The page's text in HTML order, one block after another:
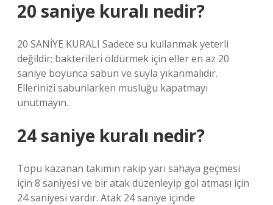
20 saniye kuralı nedir?
20 SANİYE KURALI Sadece su kullanmak yeterli
değildir; bakterileri öldürmek için eller en az 20
saniye boyunca sabun ve suyla yıkanmalıdır.
Ellerinizi sabunlarken musluğu kapatmayı
unutmayın.
24 saniye kuralı nedir?
Topu kazanan takımın rakip yarı sahaya geçmesi
için 8 saniyesi ve bir atak düzenleyip gol atması için
24 saniyesi vardır. Atak 24 saniye içinde